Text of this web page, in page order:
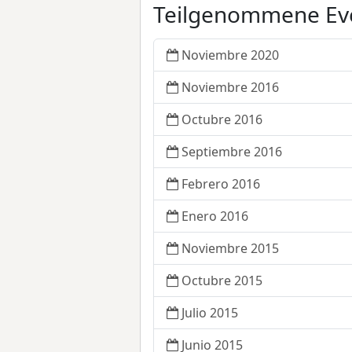
Teilgenommene
Noviembre 2020
Noviembre 2016
Octubre 2016
Septiembre 2016
Febrero 2016
Enero 2016
Noviembre 2015
Octubre 2015
Julio 2015
Junio 2015